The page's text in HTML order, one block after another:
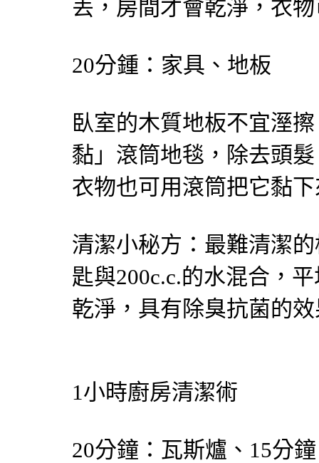
丟，房間才會乾淨，衣
20分鍾：家具、地板
臥室的木質地板不宜溼
黏」滾筒地毯，除去頭
衣物也可用滾筒把它黏
清潔小秘方：最難清潔
匙與200c.c.的水混合，
乾淨，具有除臭抗菌的
1小時廚房清潔術
20分鐘：瓦斯爐、15分